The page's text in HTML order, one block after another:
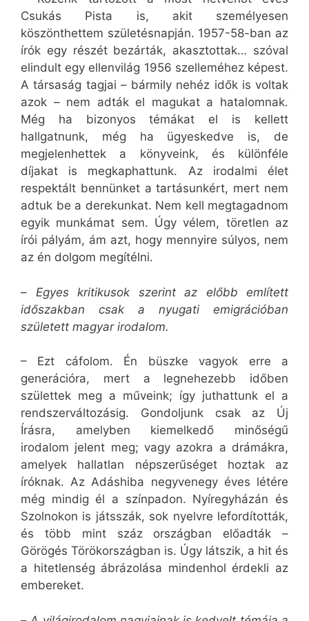
Csukás Pista is, akit személyesen
köszönthettem születésnapján. 1957-58-ban az
írók egy részét bezárták, akasztottak… szóval
elindult egy ellenvilág 1956 szelleméhez képest.
A társaság tagjai – bármily nehéz idők is voltak
azok – nem adták el magukat a hatalomnak.
Még ha bizonyos témákat el is kellett
hallgatnunk, még ha ügyeskedve is, de
megjelenhettek a könyveink, és különféle
díjakat is megkaphattunk. Az irodalmi élet
respektált bennünket a tartásunkért, mert nem
adtuk be a derekunkat. Nem kell megtagadnom
egyik munkámat sem. Úgy vélem, töretlen az
írói pályám, ám azt, hogy mennyire súlyos, nem
az én dolgom megítélni.
– Egyes kritikusok szerint az előbb említett
időszakban csak a nyugati emigrációban
született magyar irodalom.
– Ezt cáfolom. Én büszke vagyok erre a
generációra, mert a legnehezebb időben
születtek meg a műveink; így juthattunk el a
rendszerváltozásig. Gondoljunk csak az Új
Írásra, amelyben kiemelkedő minőségű
irodalom jelent meg; vagy azokra a drámákra,
amelyek hallatlan népszerűséget hoztak az
íróknak. Az Adáshiba negyvenegy éves létére
még mindig él a színpadon. Nyíregyházán és
Szolnokon is játsszák, sok nyelvre lefordították,
és több mint száz országban előadták –
Görögés Törökországban is. Úgy látszik, a hit és
a hitetlenség ábrázolása mindenhol érdekli az
embereket.